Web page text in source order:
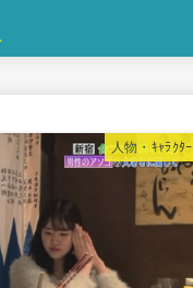
人物・ｷｬﾗｸﾀｰ